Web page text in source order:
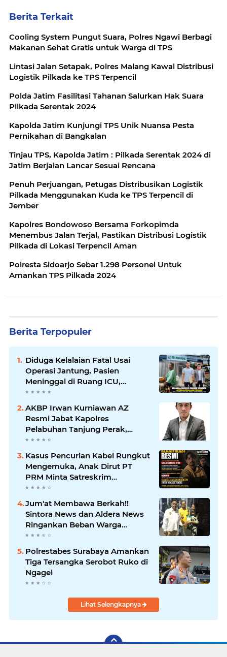
Berita Terkait
Cooling System Pungut Suara, Polres Ngawi Berbagi
Makanan Sehat Gratis untuk Warga di TPS
Lintasi Jalan Setapak, Polres Malang Kawal Distribusi
Logistik Pilkada ke TPS Terpencil
Polda Jatim Fasilitasi Tahanan Salurkan Hak Suara
Pilkada Serentak 2024
Kapolda Jatim Kunjungi TPS Unik Nuansa Pesta
Pernikahan di Bangkalan
Tinjau TPS, Kapolda Jatim : Pilkada Serentak 2024 di
Jatim Berjalan Lancar Sesuai Rencana
Penuh Perjuangan, Petugas Distribusikan Logistik
Pilkada Menggunakan Kuda ke TPS Terpencil di
Jember
Kapolres Bondowoso Bersama Forkopimda
Menembus Jalan Terjal, Pastikan Distribusi Logistik
Pilkada di Lokasi Terpencil Aman
Polresta Sidoarjo Sebar 1.298 Personel Untuk
Amankan TPS Pilkada 2024
Berita Terpopuler
Diduga Kelalaian Fatal Usai
Operasi Jantung, Pasien
Meninggal di Ruang ICU,
Keluarga Tuntut RSUD dr.
Soewandhie Bertanggung
Jawab
AKBP Irwan Kurniawan AZ
Resmi Jabat Kapolres
Pelabuhan Tanjung Perak,
Pimpinan Redaksi
HarianMataBerita.com
Sampaikan Ucapan Selamat
Kasus Pencurian Kabel Rungkut
Mengemuka, Anak Dirut PT
PRM Minta Satreskrim
Polrestabes Surabaya Usut
Hingga Tuntas
Jum'at Membawa Berkah!!
Sintora News dan Aldera News
Ringankan Beban Warga
Bangkitkan Pelaku UMKM
Polrestabes Surabaya Amankan
Tiga Tersangka Serobot Ruko di
Ngagel
Lihat Selengkapnya